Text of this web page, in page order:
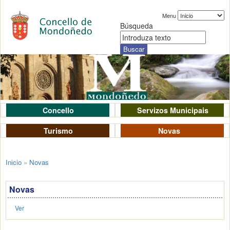
Menu
Búsqueda
Concello
Servizos Municipais
Turismo
Novas
Inicio » Novas
Novas
Ver